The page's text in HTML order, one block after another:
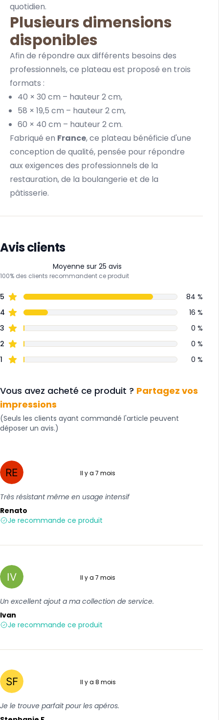
quotidien.
Plusieurs dimensions
disponibles
Afin de répondre aux différents besoins des
professionnels, ce plateau est proposé en trois
formats :
40 × 30 cm – hauteur 2 cm,
58 × 19,5 cm – hauteur 2 cm,
60 × 40 cm – hauteur 2 cm.
Fabriqué en France, ce plateau bénéficie d'une
conception de qualité, pensée pour répondre
aux exigences des professionnels de la
restauration, de la boulangerie et de la
pâtisserie.
Avis clients
Moyenne sur 25 avis
100% des clients recommandent ce produit
5
84 %
4
16 %
3
0 %
2
0 %
1
0 %
Vous avez acheté ce produit ? Partagez vos
impressions
(Seuls les clients ayant commandé l'article peuvent
déposer un avis.)
Il y a 7 mois
Très résistant même en usage intensif
Renato
Je recommande ce produit
Il y a 7 mois
Un excellent ajout a ma collection de service.
Ivan
Je recommande ce produit
Il y a 8 mois
Je le trouve parfait pour les apéros.